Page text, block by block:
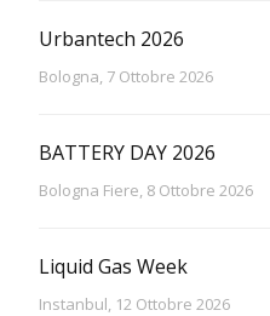
Urbantech 2026
Bologna, 7 Ottobre 2026
BATTERY DAY 2026
Bologna Fiere, 8 Ottobre 2026
Liquid Gas Week
Instanbul, 12 Ottobre 2026